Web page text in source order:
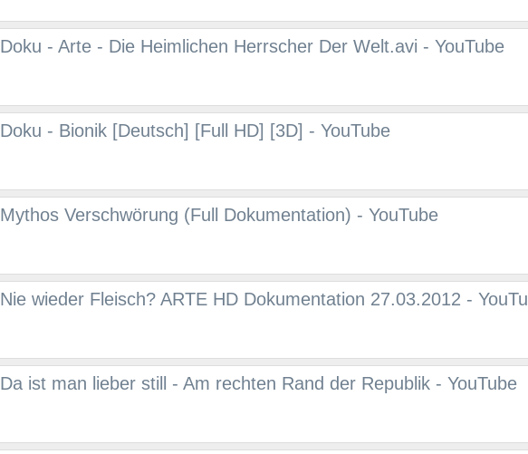
Doku - Arte - Die Heimlichen Herrscher Der Welt.avi - YouTube
Doku - Bionik [Deutsch] [Full HD] [3D] - YouTube
Mythos Verschwörung (Full Dokumentation) - YouTube
Nie wieder Fleisch? ARTE HD Dokumentation 27.03.2012 -
Da ist man lieber still - Am rechten Rand der Republik - YouTube